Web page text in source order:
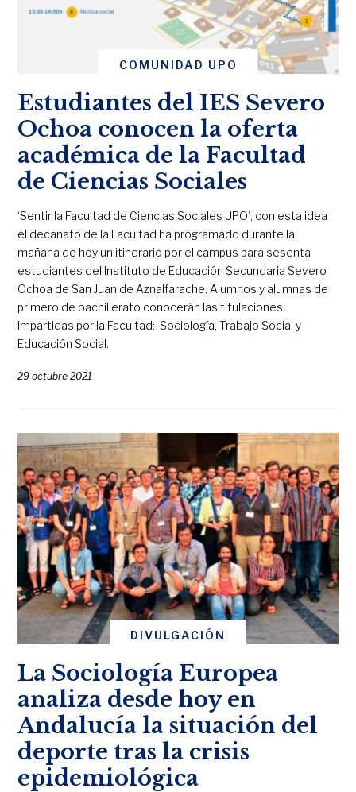
COMUNIDAD UPO
Estudiantes del IES Severo
Ochoa conocen la oferta
académica de la Facultad
de Ciencias Sociales
‘Sentir la Facultad de Ciencias Sociales UPO’, con esta idea
el decanato de la Facultad ha programado durante la
mañana de hoy un itinerario por el campus para sesenta
estudiantes del Instituto de Educación Secundaria Severo
Ochoa de San Juan de Aznalfarache. Alumnos y alumnas de
primero de bachillerato conocerán las titulaciones
impartidas por la Facultad: Sociología, Trabajo Social y
Educación Social.
29 octubre 2021
DIVULGACIÓN
La Sociología Europea
analiza desde hoy en
Andalucía la situación del
deporte tras la crisis
epidemiológica